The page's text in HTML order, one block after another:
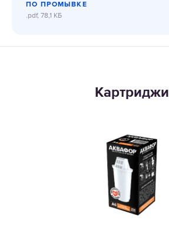
ПО ПРОМЫВКЕ
.pdf, 78,1 КБ
Картриджи